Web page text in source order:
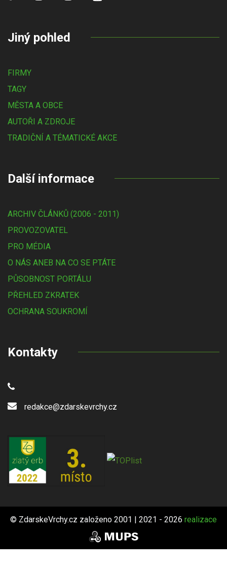
Jiný pohled
FIRMY
TAGY
MĚSTA A OBCE
AUTOŘI A ZDROJE
TRADIČNÍ A TÉMATICKÉ AKCE
Další informace
ARCHIV ČLÁNKŮ (2006 - 2011)
PROVOZOVATEL
PRO MÉDIA
O NÁS ANEB NA CO SE PTÁTE
PŮSOBNOST PORTÁLU
PŘEHLED ZKRATEK
OCHRANA SOUKROMÍ
Kontakty
redakce@zdarskevrchy.cz
© ZdarskeVrchy.cz založeno 2001 | 2021 - 2026 realizace